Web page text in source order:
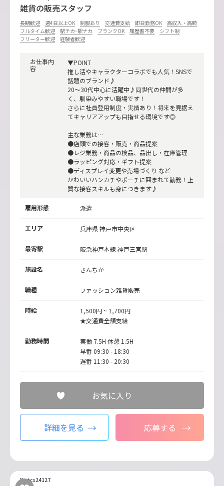
雑貨の販売スタッフ
長期歓迎 週4日以上OK 制服あり 交通費支給 即日勤務OK
高収入・高額
フルタイム歓迎
駅チカ･駅ナカ ブランクOK 履歴書不要
シフト制
フリーター歓迎
経験者歓迎
お仕事内
容
▼POINT
推し活やキャラクターコラボでも人気！SNSで
話題のブランド♪
20〜30代中心に活躍中♪同世代の仲間が多
く、馴染みやすい職場です！
さらに社員登用制度・実績あり！将来を見据え
てキャリアアップも目指せる環境です◎
主な業務は…
●店頭での接客・販売・商品提案
●レジ業務・商品の検品、品出し・在庫管理
●ラッピング対応・ギフト提案
●ディスプレイ変更や売場づくり など
かわいいハンカチやポーチに囲まれて勤務！上
質な接客スキルも身につきます♪
雇用形態 派遣
エリア 兵庫県 神戸市中央区
最寄駅 阪急神戸本線神戸三宮駅
施設名 さんちか
職種 ファッション雑貨販売
時給
1,500円 ~ 1,700円
★交通費全額支給
勤務時間
実働 7.5H 休憩 1.5H
早番 09:30 - 18:30
遅番 11:30 - 20:30
お気に入り
詳細を見る 応募する
No.tcs24127